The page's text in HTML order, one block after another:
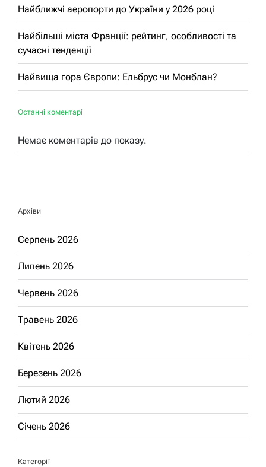
Найближчі аеропорти до України у 2026 році
Найбільші міста Франції: рейтинг, особливості та
сучасні тенденції
Найвища гора Європи: Ельбрус чи Монблан?
Останні коментарі
Немає коментарів до показу.
Архіви
Серпень 2026
Липень 2026
Червень 2026
Травень 2026
Квітень 2026
Березень 2026
Лютий 2026
Січень 2026
Категорії